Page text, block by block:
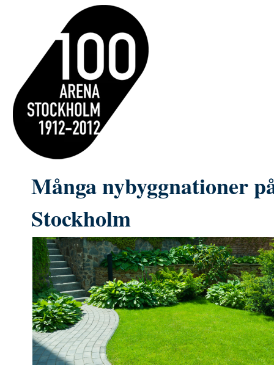
Många nybyggnationer
Stockholm